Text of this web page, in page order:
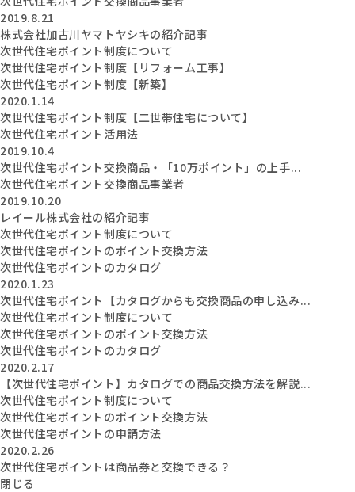
2019.8.21
株式会社加古川ヤマトヤシキの紹介記事
次世代住宅ポイント制度について
次世代住宅ポイント制度【リフォーム工事】
次世代住宅ポイント制度【新築】
2020.1.14
次世代住宅ポイント制度【二世帯住宅について】
次世代住宅ポイント活用法
2019.10.4
次世代住宅ポイント交換商品・「10万ポイント」の上手...
次世代住宅ポイント交換商品事業者
2019.10.20
レイール株式会社の紹介記事
次世代住宅ポイント制度について
次世代住宅ポイントのポイント交換方法
次世代住宅ポイントのカタログ
2020.1.23
次世代住宅ポイント【カタログからも交換商品の申し込み...
次世代住宅ポイント制度について
次世代住宅ポイントのポイント交換方法
次世代住宅ポイントのカタログ
2020.2.17
【次世代住宅ポイント】カタログでの商品交換方法を解説...
次世代住宅ポイント制度について
次世代住宅ポイントのポイント交換方法
次世代住宅ポイントの申請方法
2020.2.26
次世代住宅ポイントは商品券と交換できる？
閉じる